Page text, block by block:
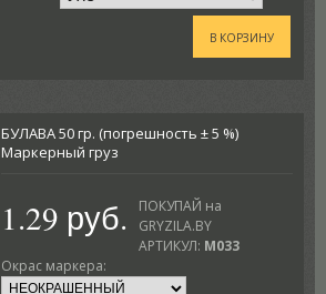
В КОРЗИНУ
БУЛАВА 50 гр. (погрешность ± 5 %)
Маркерный груз
1.29 руб.
ПОКУПАЙ на
GRYZILA.BY
АРТИКУЛ: M033
Окрас маркера: